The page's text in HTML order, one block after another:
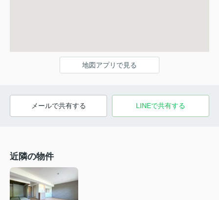
地図アプリで見る
メールで共有する LINEで共有する
近隣の物件